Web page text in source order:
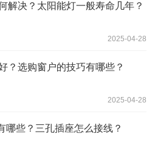
解决？太阳能灯一般寿命几年？
2025-04-28
？选购窗户的技巧有哪些？
2025-04-28
哪些？三孔插座怎么接线？